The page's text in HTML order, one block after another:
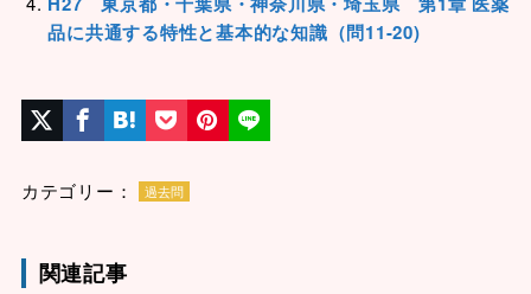
品に共通する特性と基本的な知識（問11-20)
カテゴリー： 過去問
関連記事